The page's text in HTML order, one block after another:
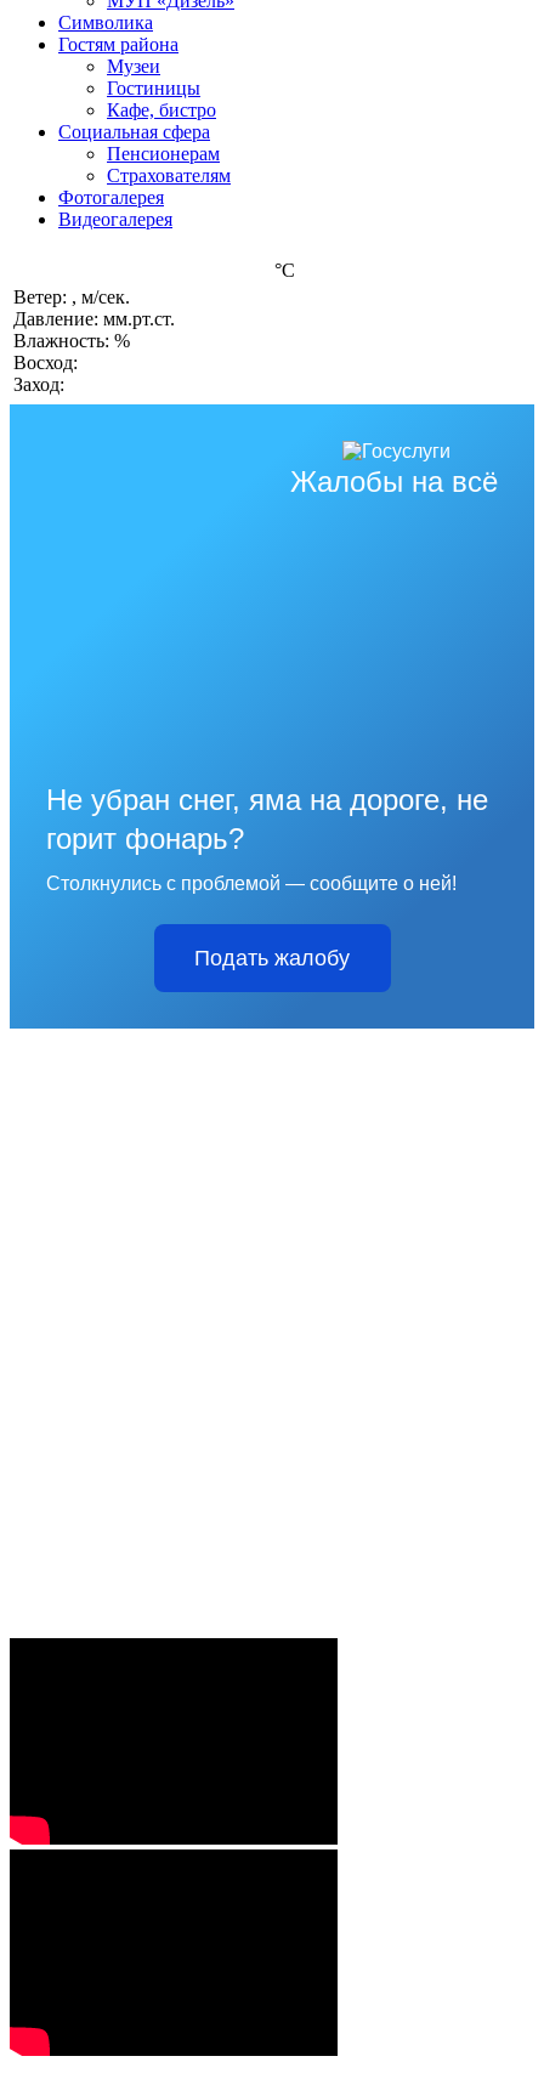
Символика
Гостям района
Музеи
Гостиницы
Кафе, бистро
Социальная сфера
Пенсионерам
Страхователям
Фотогалерея
Видеогалерея
°C
Ветер: , м/сек.
Давление: мм.рт.ст.
Влажность: %
Восход:
Заход:
Жалобы на всё
Не убран снег, яма на дороге, не
горит фонарь?
Столкнулись с проблемой — сообщите о ней!
Подать жалобу